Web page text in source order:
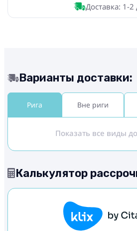
Доставка: 1-2
Варианты доставки:
Рига Вне риги
Показать все виды
Калькулятор